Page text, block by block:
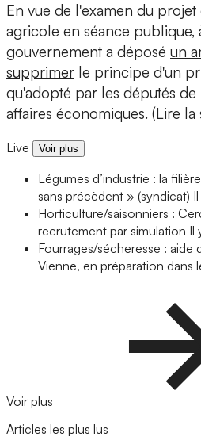
En vue de l'examen du
agricole en séance publique,
gouvernement a déposé un
supprimer le principe d'un
qu'adopté par les députés
affaires économiques. (Lire la
Live Voir plus
Légumes d’industrie : la
sans précèdent » (syndicat)
Horticulture/saisonniers :
recrutement par simulation Il
Fourrages/sécheresse :
Vienne, en préparation dans
Voir plus
Articles les plus lus